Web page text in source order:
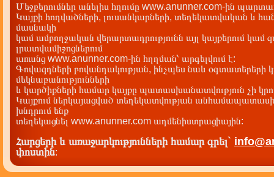
Մեջբերումներ անելիս հղումը www.anunner.com-ին
Կայքի հոդվածների, լուսանկարների, տեղեկատվական և
մասնակի
կամ ամբողջական վերարտադրությունն այլ կայքերում կամ
լրատվամիջոցներում
առանց www.anunner.com-ին հղղման՝ արգելվում է:
Գովազդների բովանդակության, ինչպես նաև օգտատերերի
մեկնաբանությունների
և կարծիքների համար կայքը պատասխանատվություն չի
Կայքում ներկայացված տեղեկատվության
խնդրում ենք
տեղեկացնել www.anunner.com ադմենիստրացիային:
Հարցերի և առաջարկությունների համար գրել`
փոստին: